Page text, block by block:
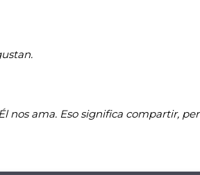
nos ama. Eso significa compartir,